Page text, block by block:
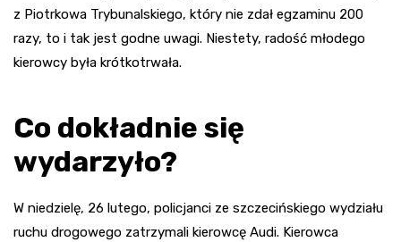
z Piotrkowa Trybunalskiego, który nie zdał egzaminu 200
razy, to i tak jest godne uwagi. Niestety, radość młodego
kierowcy była krótkotrwała.
Co dokładnie się
wydarzyło?
W niedzielę, 26 lutego, policjanci ze szczecińskiego wydziału
ruchu drogowego zatrzymali kierowcę Audi. Kierowca